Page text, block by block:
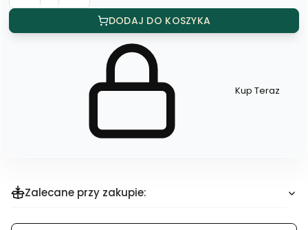
DODAJ DO KOSZYKA
Szybki
produktu
Spinka
do
Kup Teraz
Zalecane przy zakupie: